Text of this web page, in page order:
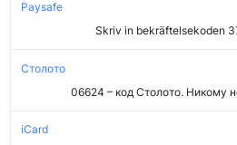
Paysafe
Skriv in bekräftelsekoden
Столото
06624 – код Столото. Никому
iCard